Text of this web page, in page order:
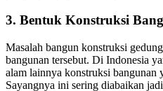
3. Bentuk Konstruksi
Masalah bangun konstruksi
bangunan tersebut. Di Indonesia
alam lainnya konstruksi bangunan
Sayangnya ini sering diabaikan